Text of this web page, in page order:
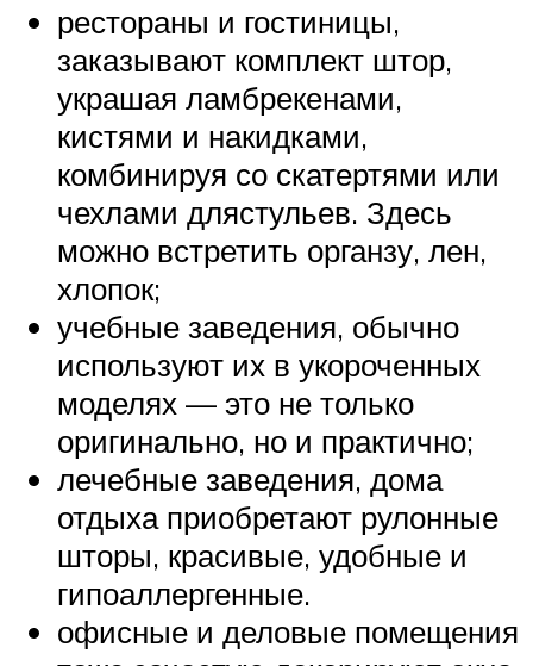
рестораны и гостиницы,
заказывают комплект штор,
украшая ламбрекенами,
кистями и накидками,
комбинируя со скатертями или
чехлами длястульев. Здесь
можно встретить органзу, лен,
хлопок;
учебные заведения, обычно
используют их в укороченных
моделях — это не только
оригинально, но и практично;
лечебные заведения, дома
отдыха приобретают рулонные
шторы, красивые, удобные и
гипоаллергенные.
офисные и деловые помещения